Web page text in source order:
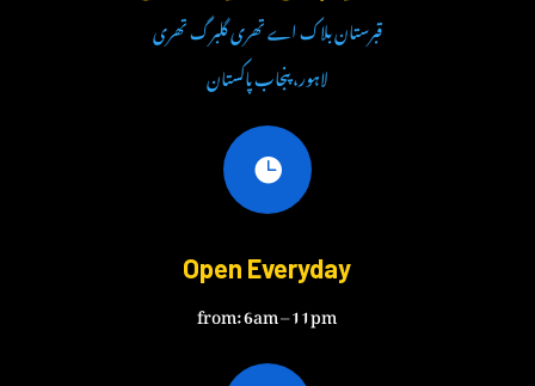
قبرستان بلاک اے تھری گلبرگ تھری
لاہور، پنجاب پاکستان

Open Everyday
from: 6am – 11pm